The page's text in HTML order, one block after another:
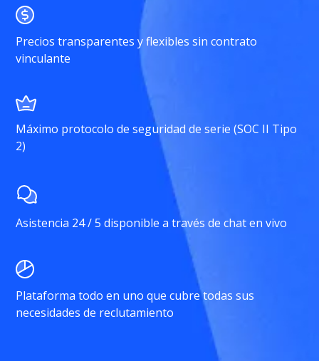
Precios transparentes y flexibles sin contrato
vinculante
Máximo protocolo de seguridad de serie (SOC II Tipo
2)
Asistencia 24 / 5 disponible a través de chat en vivo
Plataforma todo en uno que cubre todas sus
necesidades de reclutamiento